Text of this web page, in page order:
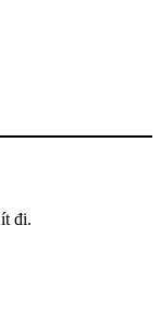
đi.